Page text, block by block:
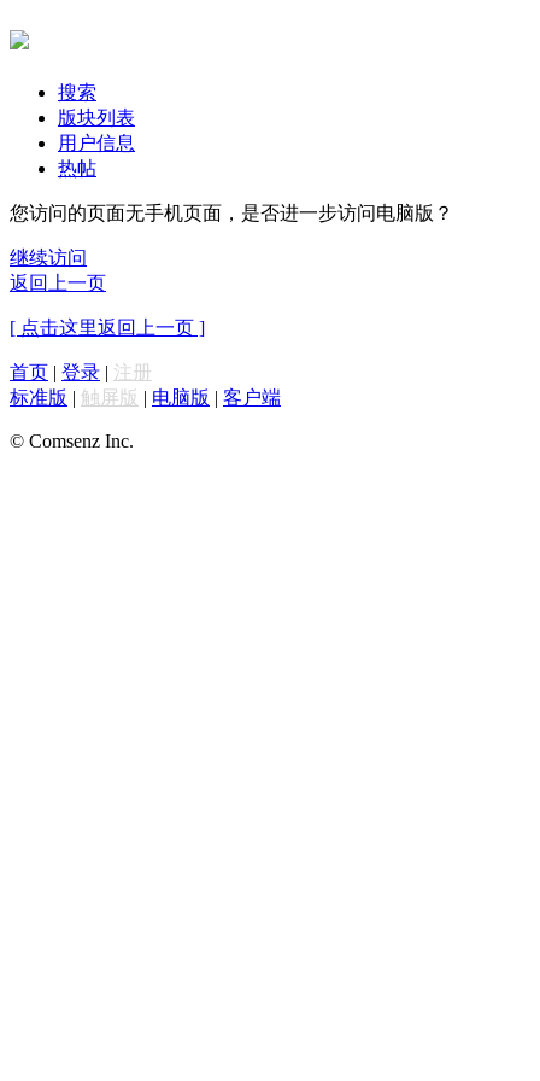
搜索
版块列表
用户信息
热帖
您访问的页面无手机页面，是否进一步访问电脑版？
继续访问
返回上一页
[ 点击这里返回上一页 ]
首页 | 登录 | 注册
标准版 | 触屏版 | 电脑版 | 客户端
© Comsenz Inc.